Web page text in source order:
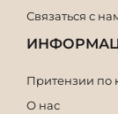
Связаться с
Притензии по
О нас